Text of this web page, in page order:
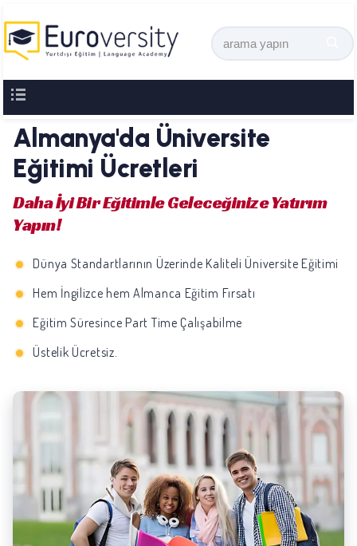
Almanya'da Üniversite
Eğitimi Ücretleri
Daha İyi Bir Eğitimle Geleceğinize Yatırım
Yapın!
Dünya Standartlarının Üzerinde Kaliteli Üniversite Eğitimi
Hem İngilizce hem Almanca Eğitim Fırsatı
Eğitim Süresince Part Time Çalışabilme
Üstelik Ücretsiz.